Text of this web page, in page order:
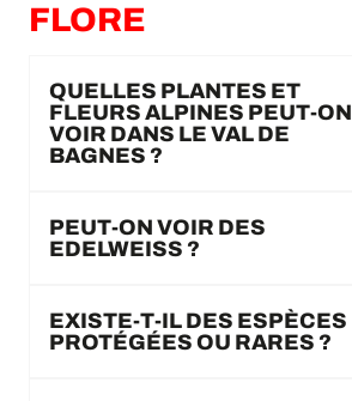
FLORE
QUELLES PLANTES ET
FLEURS ALPINES PEUT-ON
VOIR DANS LE VAL DE
BAGNES ?
PEUT-ON VOIR DES
EDELWEISS ?
EXISTE-T-IL DES ESPÈCES
PROTÉGÉES OU RARES ?